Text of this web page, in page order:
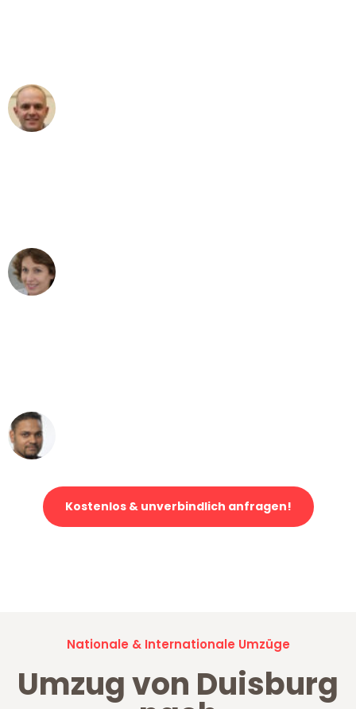
Kostenlos & unverbindlich anfragen!
Nationale & Internationale Umzüge
Umzug von Duisburg